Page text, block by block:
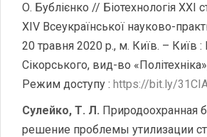
О. Бублієнко // Біотехнологія ХХІ
ХІV Всеукраїнської науково-
20 травня 2020 р., м. Київ. – Київ :
Сікорського, вид-во
Режим доступу : https://bit.ly/
Сулейко, Т. Л. Природоохранная
решение проблемы утилизации